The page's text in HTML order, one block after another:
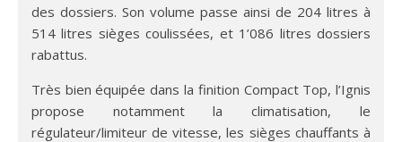
des dossiers. Son volume passe ainsi de 204 litres à
514 litres sièges coulissées, et 1’086 litres dossiers
rabattus.
Très bien équipée dans la finition Compact Top, l’Ignis
propose notamment la climatisation, le
régulateur/limiteur de vitesse, les sièges chauffants à